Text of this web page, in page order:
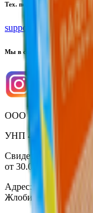
Тех. поддержка
support@yoda.by
Мы в соцсетях
ООО «Торговая сеть
УНП 490314725
Свидетельство о
от 30.05.2003г
Адрес: 247210,
Жлобин, ул. Козлова